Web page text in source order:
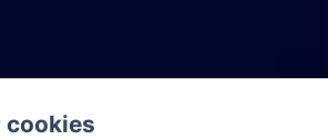
cookies